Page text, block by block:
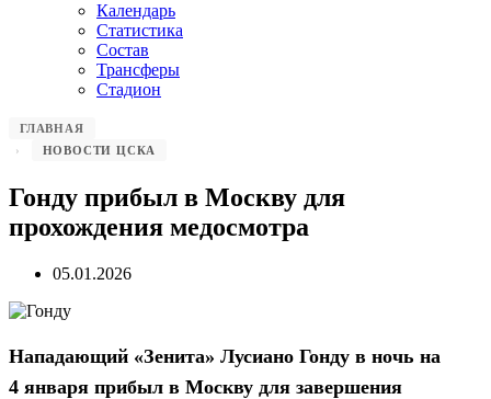
Календарь
Статистика
Состав
Трансферы
Стадион
ГЛАВНАЯ
НОВОСТИ ЦСКА
Гонду прибыл в Москву для
прохождения медосмотра
05.01.2026
Нападающий «Зенита» Лусиано Гонду в ночь на
4 января прибыл в Москву для завершения